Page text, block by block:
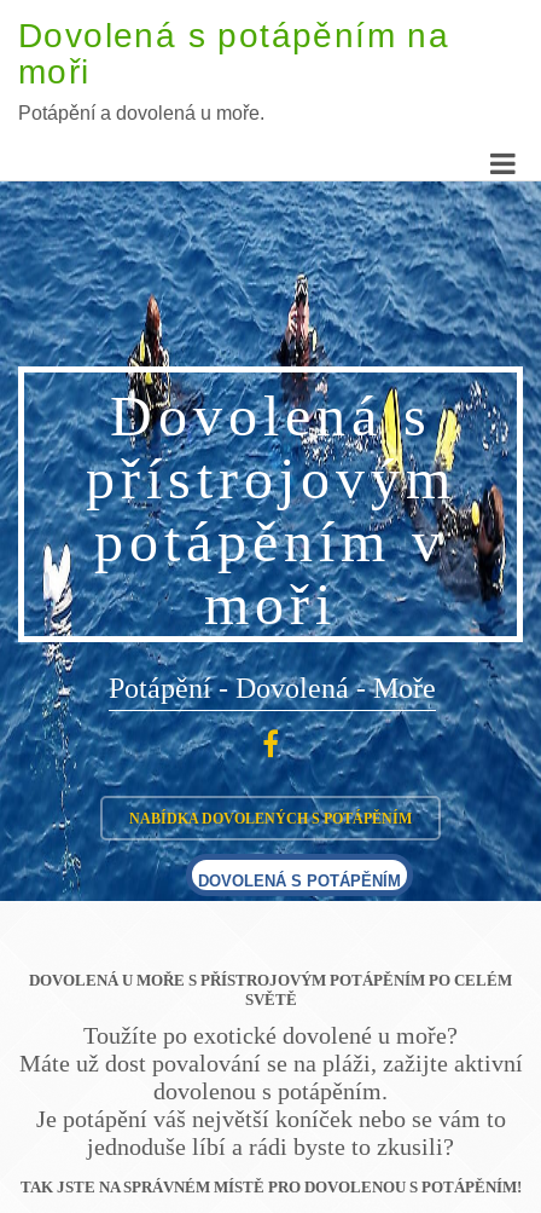
Dovolená s potápěním na
moři
Potápění a dovolená u moře.
Dovolená s
přístrojovým
potápěním v
moři
Potápění - Dovolená - Moře
NABÍDKA DOVOLENÝCH S POTÁPĚNÍM
DOVOLENÁ S POTÁPĚNÍM
DOVOLENÁ U MOŘE S PŘÍSTROJOVÝM POTÁPĚNÍM PO CELÉM
SVĚTĚ
Toužíte po exotické dovolené u moře?
Máte už dost povalování se na pláži, zažijte aktivní
dovolenou s potápěním.
Je potápění váš největší koníček nebo se vám to
jednoduše líbí a rádi byste to zkusili?
TAK JSTE NA SPRÁVNÉM MÍSTĚ PRO DOVOLENOU S POTÁPĚNÍM!